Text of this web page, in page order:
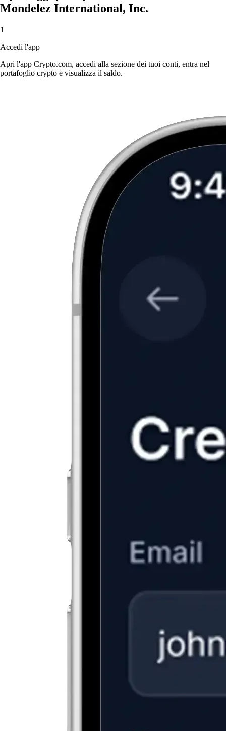
Mondelez International, Inc.
1
Accedi l'app
Apri l'app Crypto.com, accedi alla sezione dei tuoi conti, entra nel
portafoglio crypto e visualizza il saldo.